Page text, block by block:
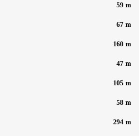
59 m
67 m
160 m
47 m
105 m
58 m
294 m